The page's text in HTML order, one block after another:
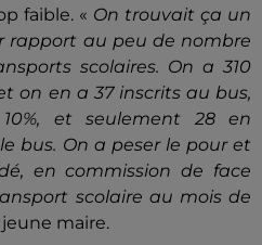
faible. « On trouvait ça un
rapport au peu de nombre
scolaires. On a 310
on en a 37 inscrits au bus,
et seulement 28 en
bus. On a peser le pour et
en commission de face
scolaire au mois de
maire.